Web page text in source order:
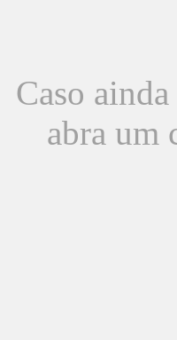
Caso
abra um